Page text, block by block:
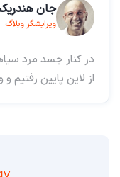
جان
ویرایشگر وبلاگ
در کنار جسد مرد
از لاین پایین رفتیم